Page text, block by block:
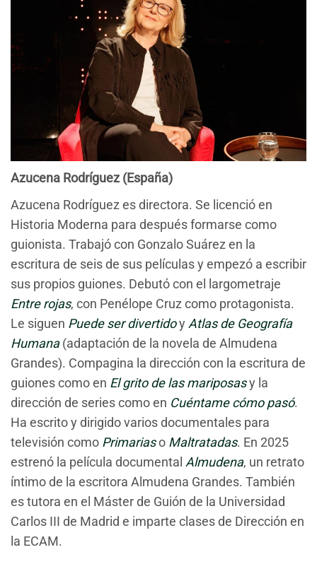
Azucena Rodríguez (España)
Azucena Rodríguez es directora. Se licenció en
Historia Moderna para después formarse como
guionista. Trabajó con Gonzalo Suárez en la
escritura de seis de sus películas y empezó a escribir
sus propios guiones. Debutó con el largometraje
Entre rojas, con Penélope Cruz como protagonista.
Le siguen Puede ser divertidoy Atlas de Geografía
Humana(adaptación de la novela de Almudena
Grandes). Compagina la dirección con la escritura de
guiones como en El grito de las mariposasy la
dirección de series como en Cuéntame cómo pasó.
Ha escrito y dirigido varios documentales para
televisión como Primariaso Maltratadas. En 2025
estrenó la película documental Almudena, un retrato
íntimo de la escritora Almudena Grandes. También
es tutora en el Máster de Guión de la Universidad
Carlos III de Madrid e imparte clases de Dirección en
la ECAM.